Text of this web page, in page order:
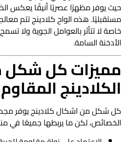
حيث يوفر مظهرًا عصريًا أنيقًا يعكس
مستقبليًا. هذهالواح كلادينجتتم
خاصة لا تتأثر بالعوامل الجوية ولا
الأدخنة السامة.
مميزات كل
الكلادينج
كل شكل من اشكال كلادينج يوفر
الخصائص، لكن ما يربطها جميعًا في